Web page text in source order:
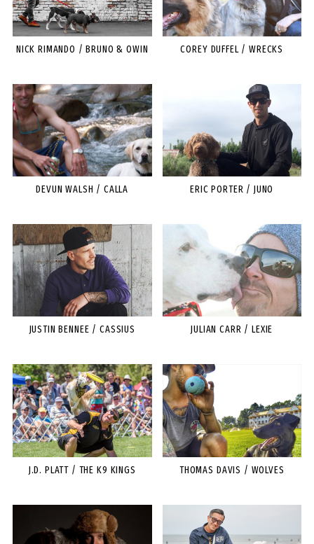
NICK RIMANDO / BRUNO & OWIN COREY DUFFEL / WRECKS
DEVUN WALSH / CALLA ERIC PORTER / JUNO
JUSTIN BENNEE / CASSIUS JULIAN CARR / LEXIE
J.D. PLATT / THE K9 KINGS THOMAS DAVIS / WOLVES